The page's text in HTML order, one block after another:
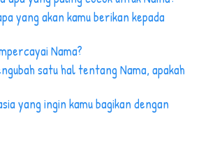
yang akan kamu berikan kepada
Nama?
satu hal tentang Nama, apakah
yang ingin kamu bagikan dengan